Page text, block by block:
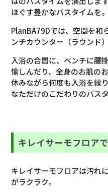
ほぐす豊かなバスタイムを。
PlanBA79Dでは、空間を和
ンチカウンター（ラウンド
入浴の合間に、ベンチに腰
愉しんだり、全身のお肌の
休みながら何度も入浴を繰
なただけのこだわりのバス
キレイサーモフロア
キレイサーモフロアは汚れ
がラクラク。